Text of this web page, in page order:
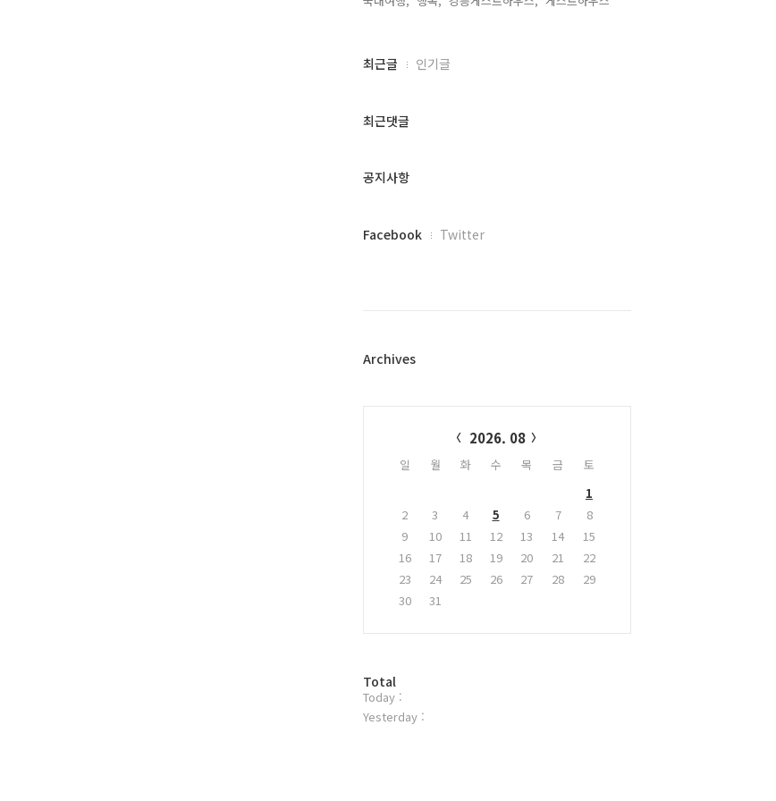
최
과
글
최근글 인기글
최근댓글
공지사항
페
플
Facebook Twitter
Archives
2026. 08
일 월 화 수 목 금
토
1
2
3 4 5 6 7
8
9
10 11 12 13 14
15
16
17 18 19 20 21
22
23
24 25 26 27 28
29
30
31
방
문
자
Total
Today :
Yesterday :